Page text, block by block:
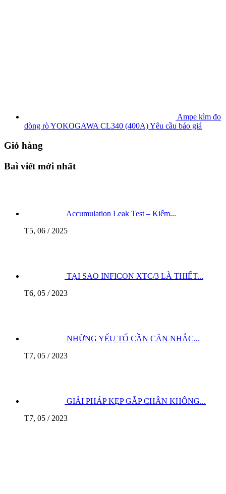
Ampe kìm đo
dòng rò YOKOGAWA CL340 (400A)Yêu cầu báo giá
Giỏ hàng
Baì viết mới nhất
Accumulation Leak Test – Kiểm...
T5, 06 / 2025
TẠI SAO INFICON XTC/3 LÀ THIẾT...
T6, 05 / 2023
NHỮNG YẾU TỐ CẦN CÂN NHẮC...
T7, 05 / 2023
GIẢI PHÁP KẸP GẮP CHÂN KHÔNG...
T7, 05 / 2023